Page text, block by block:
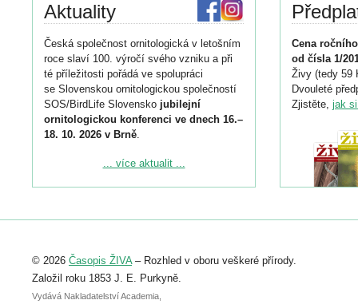
Aktuality
Česká společnost ornitologická v letošním
roce slaví 100. výročí svého vzniku a při
té příležitosti pořádá ve spolupráci
se Slovenskou ornitologickou společností
SOS/BirdLife Slovensko jubilejní
ornitologickou konferenci ve dnech 16.–
18. 10. 2026 v Brně.
Podrobnější informace ke konferenci
Registrovat se můžete do 6. září.
abstraktu přihlášené přednášky nebo
posteru je už 30. června.
... více aktualit ...
Cena
od čísla 1/
Živy (tedy 59
Dvouleté
Zjistěte, jak
© 2026 Časopis ŽIVA– Rozhled v oboru veškeré přírody.
Založil roku 1853 J. E. Purkyně.
Vydává Nakladatelství Academia,